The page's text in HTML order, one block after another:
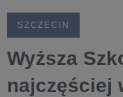
SZCZECIN
Wyższa
najczęściej